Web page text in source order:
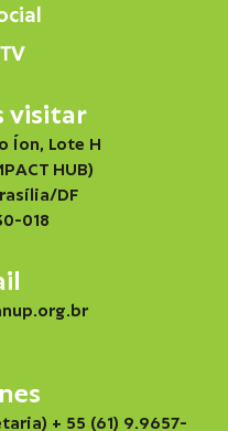
visitar
Íon, Lote H
HUB)
DF
018
+ 55 (61) 9.9657-